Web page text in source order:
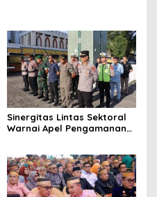
Sinergitas Lintas Sektoral
Warnai Apel Pengamanan